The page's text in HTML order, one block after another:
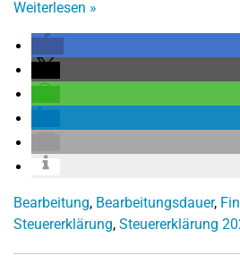
Weiterlesen »
Bearbeitung, Bearbeitungsdauer,
Steuererklärung, Steuererklärung